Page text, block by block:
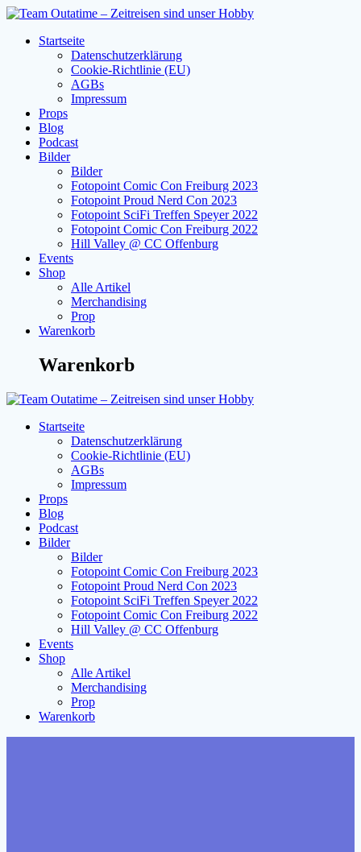
Zum
springenStartseite
Datenschutzerklärung
Cookie-Richtlinie (EU)
AGBs
Impressum
Props
Blog
Podcast
Bilder
Bilder
Fotopoint Comic Con Freiburg 2023
Fotopoint Proud Nerd Con 2023
Fotopoint SciFi Treffen Speyer 2022
Fotopoint Comic Con Freiburg 2022
Hill Valley @ CC Offenburg
Events
Shop
Alle Artikel
Merchandising
Prop
Warenkorb
Warenkorb
Startseite
Datenschutzerklärung
Cookie-Richtlinie (EU)
AGBs
Impressum
Props
Blog
Podcast
Bilder
Bilder
Fotopoint Comic Con Freiburg 2023
Fotopoint Proud Nerd Con 2023
Fotopoint SciFi Treffen Speyer 2022
Fotopoint Comic Con Freiburg 2022
Hill Valley @ CC Offenburg
Events
Shop
Alle Artikel
Merchandising
Prop
Warenkorb